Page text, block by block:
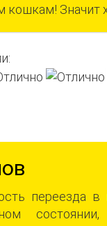
кошкам! Значит
переезда
состоянии,